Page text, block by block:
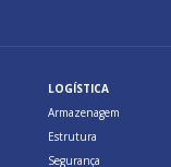
LOGÍSTICA
Armazenagem
Estrutura
Segurança